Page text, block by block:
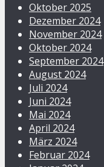
Oktober 2025
Dezember 2024
November 2024
Oktober 2024
September 2024
August 2024
Juli 2024
Juni 2024
Mai 2024
April 2024
März 2024
Februar 2024